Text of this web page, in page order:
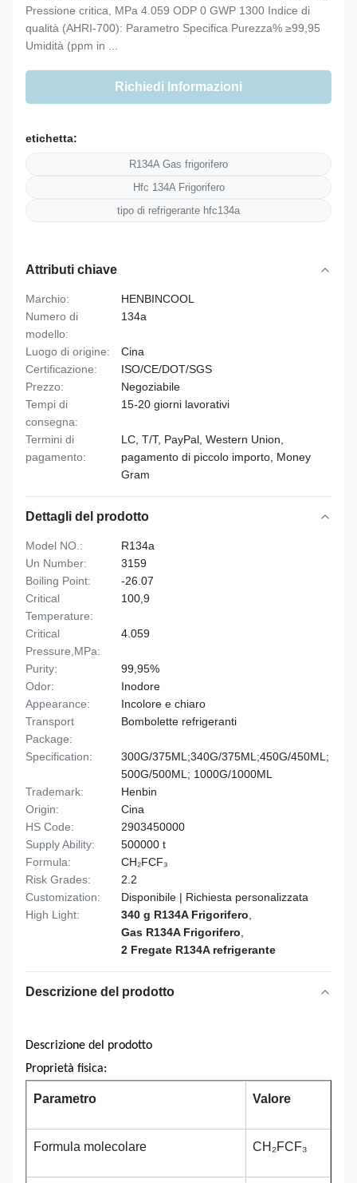
Pressione critica, MPa 4.059 ODP 0 GWP 1300 Indice di
qualità (AHRI-700): Parametro Specifica Purezza% ≥99,95
Umidità (ppm in ...
Richiedi Informazioni
etichetta:
R134A Gas frigorifero
Hfc 134A Frigorifero
tipo di refrigerante hfc134a
Attributi chiave
Marchio:
HENBINCOOL
Numero di
modello:
134a
Luogo di origine:
Cina
Certificazione:
ISO/CE/DOT/SGS
Prezzo:
Negoziabile
Tempi di
consegna:
15-20 giorni lavorativi
Termini di
pagamento:
LC, T/T, PayPal, Western Union,
pagamento di piccolo importo, Money
Gram
Dettagli del prodotto
Model NO.:
R134a
Un Number:
3159
Boiling Point:
-26.07
Critical
Temperature:
100,9
Critical
Pressure,MPa:
4.059
Purity:
99,95%
Odor:
Inodore
Appearance:
Incolore e chiaro
Transport
Package:
Bombolette refrigeranti
Specification:
300G/375ML;340G/375ML;450G/450ML;
500G/500ML; 1000G/1000ML
Trademark:
Henbin
Origin:
Cina
HS Code:
2903450000
Supply Ability:
500000 t
Formula:
CH₂FCF₃
Risk Grades:
2.2
Customization:
Disponibile | Richiesta personalizzata
High Light:
340 g R134A Frigorifero
Gas R134A Frigorifero
2 Fregate R134A refrigerante
Descrizione del prodotto
Descrizione del prodotto
Proprietà fisica:
Parametro Valore
Formula molecolare CH₂FCF₃